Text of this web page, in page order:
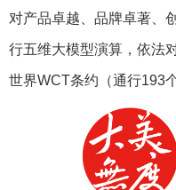
对产品卓越、品牌卓著、
行五维大模型演算，依法
世界WCT条约（通行193